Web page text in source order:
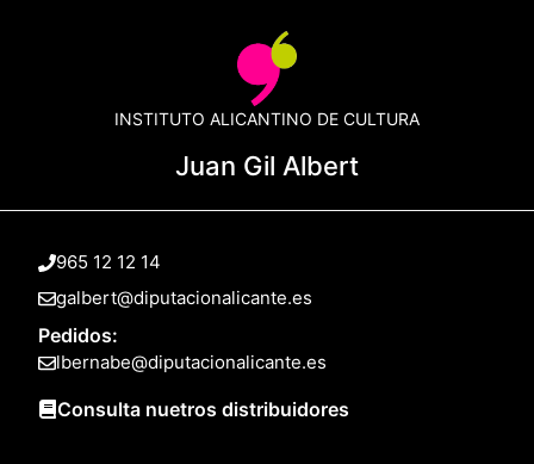
INSTITUTO ALICANTINO DE CULTURA
Juan Gil Albert
965 12 12 14
galbert@diputacionalicante.es
Pedidos:
lbernabe@diputacionalicante.es
Consulta nuetros distribuidores